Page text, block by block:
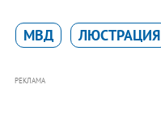
МВД ЛЮСТРАЦИЯ
РЕКЛАМА